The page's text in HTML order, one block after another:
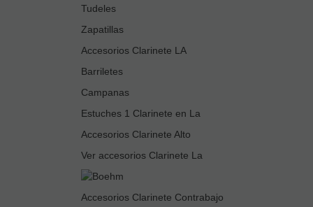
Tudeles
Zapatillas
Accesorios Clarinete LA
Barriletes
Campanas
Estuches 1 Clarinete en La
Accesorios Clarinete Alto
Ver accesorios Clarinete La
Accesorios Clarinete Contrabajo